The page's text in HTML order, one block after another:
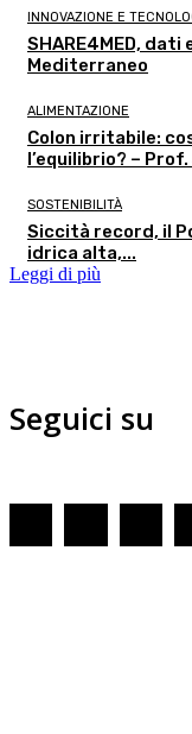
INNOVAZIONE E
SHARE4MED,
Mediterraneo
ALIMENTAZIONE
Colon irritabile:
l’equilibrio? –
SOSTENIBILITÀ
Siccità record, il
idrica alta,...
Leggi di più
Seguici su